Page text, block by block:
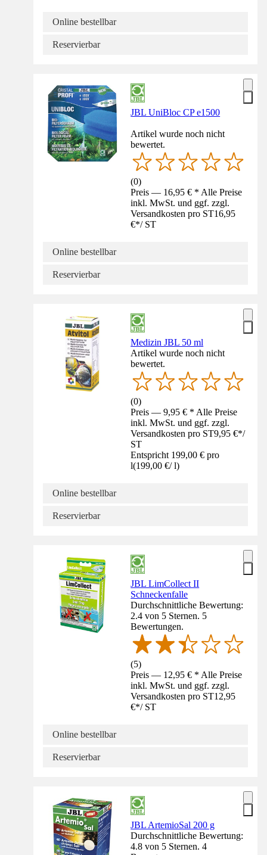
Online bestellbar
Reservierbar
JBL UniBloc CP e1500
Artikel wurde noch nicht
bewertet.
(0)
Preis — 16,95 € * Alle Preise
inkl. MwSt. und ggf. zzgl.
Versandkosten pro ST16,95
€*/ ST
Online bestellbar
Reservierbar
Medizin JBL 50 ml
Artikel wurde noch nicht
bewertet.
(0)
Preis — 9,95 € * Alle Preise
inkl. MwSt. und ggf. zzgl.
Versandkosten pro ST9,95 €*/
ST
Entspricht 199,00 € pro
l(199,00 €/ l)
Online bestellbar
Reservierbar
JBL LimCollect II
Schneckenfalle
Durchschnittliche Bewertung:
2.4 von 5 Sternen. 5
Bewertungen.
(5)
Preis — 12,95 € * Alle Preise
inkl. MwSt. und ggf. zzgl.
Versandkosten pro ST12,95
€*/ ST
Online bestellbar
Reservierbar
JBL ArtemioSal 200 g
Durchschnittliche Bewertung:
4.8 von 5 Sternen. 4